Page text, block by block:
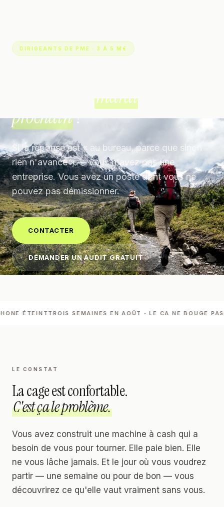
DIRIGEANTS DE PME · 3 À 5 M€
Où êtes-vousmardi
prochain?
Si la réponse est « au bureau, parce que sinon
rien n'avance » — vous n'avez pas une
entreprise. Vous avez un poste dont vous ne
pouvez pas démissionner.
CONTACTER
DEMANDER UN AUDIT GRATUIT
ÉTEINTTROIS SEMAINES EN AOÛT·LE CA NE BOUGE PAS
LE CONSTAT
La cage est confortable.
C'est ça le problème.
Vous avez construit une machine à cash qui a
besoin de vous pour tourner. Elle paie bien. Elle
ne vous lâche jamais. Et le jour où vous voudrez
partir — une semaine ou pour de bon — vous
découvrirez ce qu'elle vaut vraiment sans vous.